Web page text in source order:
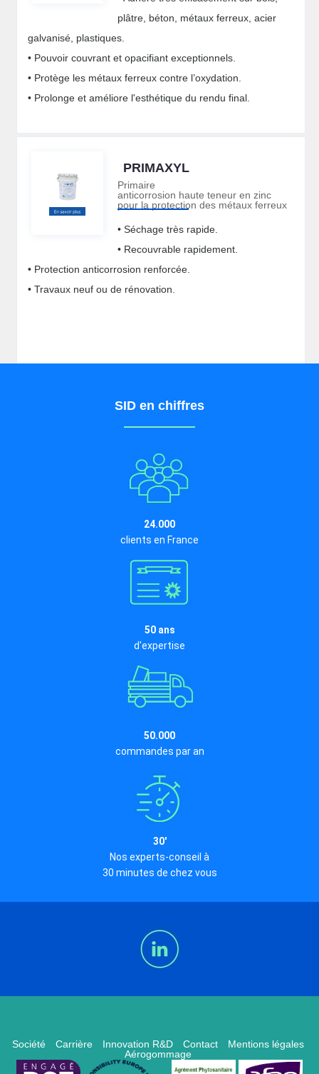
plâtre, béton, métaux ferreux, acier
galvanisé, plastiques.
• Pouvoir couvrant et opacifiant exceptionnels.
• Protège les métaux ferreux contre l’oxydation.
• Prolonge et améliore l'esthétique du rendu final.
PRIMAXYL
Primaire
anticorrosion haute teneur en zinc
pour la protection des métaux ferreux
• Séchage très rapide.
• Recouvrable rapidement.
• Protection anticorrosion renforcée.
• Travaux neuf ou de rénovation.
SID en chiffres
24.000
clients en France
50 ans
d'expertise
50.000
commandes par an
30'
Nos experts-conseil à
30 minutes de chez vous
Société Carrière Innovation R&D Contact
Mentions légales
Aérogommage